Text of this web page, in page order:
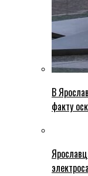
В
факту